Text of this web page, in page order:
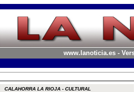
www.lanoticia.es -
CALAHORRA LA RIOJA - CULTURAL